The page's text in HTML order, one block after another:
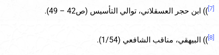
)) ابن حجر العسقلاني، توالي التأسيس (ص42 – 49).
)) البيهقي، مناقب الشافعي (1/54).